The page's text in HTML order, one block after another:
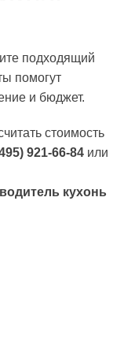
подходящий
помогут
и бюджет.
стоимость
921-66-84 или
кухонь